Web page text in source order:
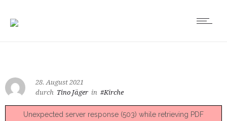
28. August 2021
durch Tino Jäger in #Kirche
Unexpected server response (503) while retrieving PDF